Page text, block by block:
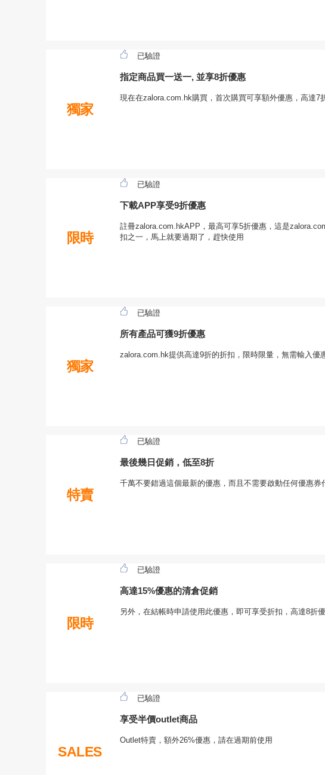
獨家
已驗證
指定商品買一送一, 並享8折優惠
現在在zalora.com.hk購買，首次購買可享額外優惠，高達7
限時
已驗證
下載APP享受9折優惠
註冊zalora.com.hkAPP，最高可享5折優惠，這是
扣之一，馬上就要過期了，趕快使用
獨家
已驗證
所有產品可獲9折優惠
zalora.com.hk提供高達9折的折扣，限時限量，無需輸入優
特賣
已驗證
最後幾日促銷，低至8折
千萬不要錯過這個最新的優惠，而且不需要啟動任何優惠券
限時
已驗證
高達15%優惠的清倉促銷
另外，在結帳時申請使用此優惠，即可享受折扣，高達8折
SALES
已驗證
享受半價outlet商品
Outlet特賣，額外26%優惠，請在過期前使用